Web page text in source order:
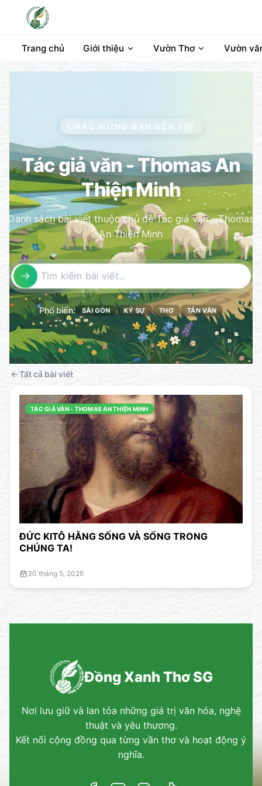
Trang chủ Giới thiệu Vườn Thơ Vườn
CHÀO MỪNG BẠN ĐẾN VỚI
Tác giả văn - Thomas An
Thiện Minh
Danh sách bài viết thuộc chủ đề Tác giả văn - Thomas
An Thiện Minh
Phổ biến: SÀI GÒN KÝ SỰ THƠ TẢN VĂN
Tất cả bài viết
TÁC GIẢ VĂN - THOMAS AN THIỆN MINH
ĐỨC KITÔ HẰNG SỐNG VÀ SỐNG TRONG
CHÚNG TA!
30 tháng 5, 2026
Đồng Xanh Thơ SG
Nơi lưu giữ và lan tỏa những giá trị văn hóa, nghệ
thuật và yêu thương.
Kết nối cộng đồng qua từng vần thơ và hoạt động ý
nghĩa.